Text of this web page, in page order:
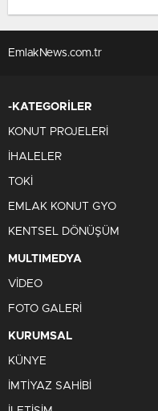
EmlakNews.com.tr
-KATEGORİLER
KONUT PROJELERİ
İHALELER
TOKİ
EMLAK KONUT GYO
KENTSEL DÖNÜŞÜM
MULTIMEDYA
VİDEO
FOTO GALERİ
KURUMSAL
KÜNYE
İMTİYAZ SAHİBİ